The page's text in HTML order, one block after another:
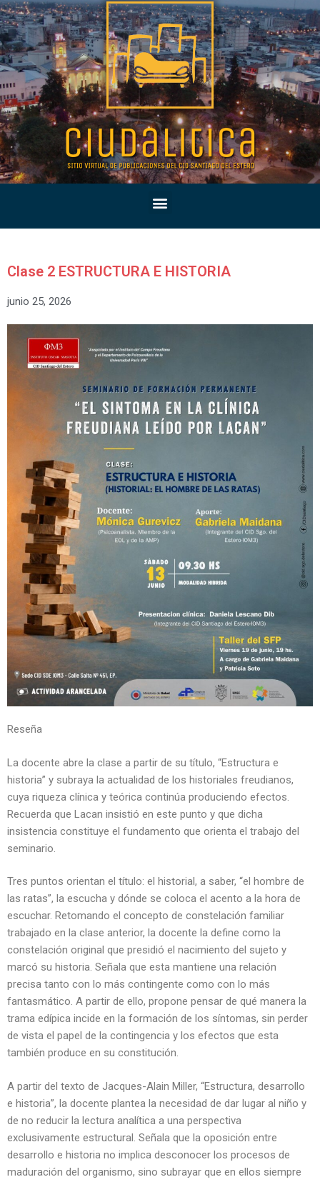
Clase 2 ESTRUCTURA E HISTORIA
junio 25, 2026
Reseña
La docente abre la clase a partir de su título, “Estructura e
historia” y subraya la actualidad de los historiales freudianos,
cuya riqueza clínica y teórica continúa produciendo efectos.
Recuerda que Lacan insistió en este punto y que dicha
insistencia constituye el fundamento que orienta el trabajo del
seminario.
Tres puntos orientan el título: el historial, a saber, “el hombre de
las ratas”, la escucha y dónde se coloca el acento a la hora de
escuchar. Retomando el concepto de constelación familiar
trabajado en la clase anterior, la docente la define como la
constelación original que presidió el nacimiento del sujeto y
marcó su historia. Señala que esta mantiene una relación
precisa tanto con lo más contingente como con lo más
fantasmático. A partir de ello, propone pensar de qué manera la
trama edípica incide en la formación de los síntomas, sin perder
de vista el papel de la contingencia y los efectos que esta
también produce en su constitución.
A partir del texto de Jacques-Alain Miller, “Estructura, desarrollo
e historia”, la docente plantea la necesidad de dar lugar al niño y
de no reducir la lectura analítica a una perspectiva
exclusivamente estructural. Señala que la oposición entre
desarrollo e historia no implica desconocer los procesos de
maduración del organismo, sino subrayar que en ellos siempre